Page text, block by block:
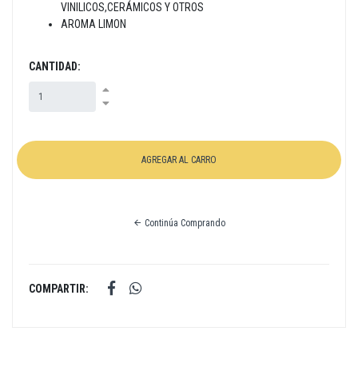
VINILICOS,CERÁMICOS Y OTROS
AROMA LIMON
CANTIDAD:
Continúa Comprando
COMPARTIR: